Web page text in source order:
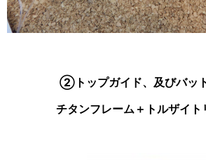
②トップガイド、及びバッ
チタンフレーム＋トルザイト